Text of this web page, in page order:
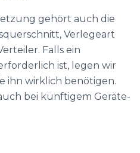
gehört auch die
Verlegeart
Falls ein
ist, legen wir
ihn wirklich benötigen.
bei künftigem Geräte-